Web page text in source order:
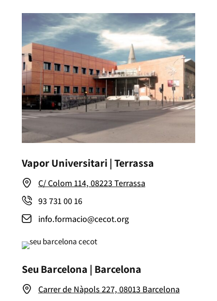
Vapor Universitari | Terrassa
C/ Colom 114, 08223 Terrassa
93 731 00 16
info.formacio@cecot.org
Seu Barcelona | Barcelona
Carrer de Nàpols 227, 08013 Barcelona